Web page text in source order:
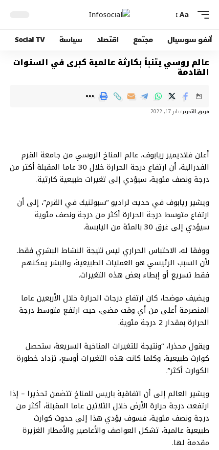
Aa
أنفو سوسيال مجتمع اقتصاد سياسة Social TV
عالم روسي يتنبأ بكارثة عالمية كبرى في السنوات
القادمة
فريق التحريريناير 17, 2022
أعلن فلاديمير ريابوف، عالم المناخ الروسي من جامعة القرم
الفدرالية، أن ارتفاع درجة الحرارة خلال 30 عاما المقبلة أكثر من
درجة ونصف مئوية، سيؤدي إلى تغيرات طبيعية كارثية.
ويشير ريابوف في حديث لراديو “سبوتنيك في القرم”، إلى أن
ارتفاع متوسط درجة الحرارة أكثر من درجة ونصف مئوية
سيؤدي إلى غرق 30 بالمئة من اليابسة.
ووفقا له، الاحتباس الحراري ليس نتيجة النشاط البشري فقط.
لأن السبب الرئيسي هو العمليات الطبيعية، والبشر يمكنهم
فقط تسريع أو إبطاء بعض هذه التغيرات.
ويضيف موضحا، كان ارتفاع درجات الحرارة خلال الأربعين عاما
المنصرمة أعلى من أي وقت مضى، حيث ارتفع متوسط درجة
الحرارة بمقدار 2 درجة مئوية.
ويقول محذرا، “ونتيجة للتغيرات المناخية السريعة، ستحصل
كوارث طبيعية، وكلما كانت هذه التغيرات أوسع، تزداد خطورة
الكوارث أكثر”.
ويشير العالم إلى أن اتفاقية باريس للمناخ تتضمن تحذيرا – إذا
ارتفعت درجة حرارة الأرض خلال الثلاثين عاما المقبلة، أكثر من
درجة ونصف مئوية، فسوف يؤدي هذا إلى حدوث كوارث
طبيعية عالمية، تشكل العواصف والأعاصير والأمطار الغزيرة
مقدمة لها.